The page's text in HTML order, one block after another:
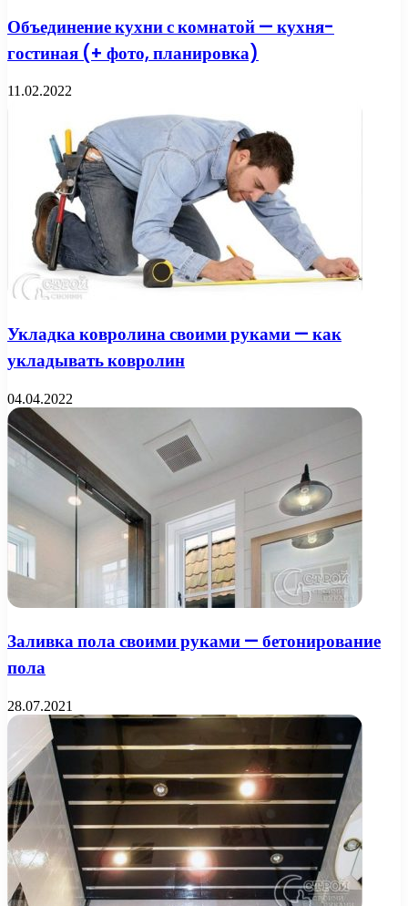
Объединение кухни с комнатой — кухня-
гостиная (+ фото, планировка)
11.02.2022
Укладка ковролина своими руками — как
укладывать ковролин
04.04.2022
Заливка пола своими руками — бетонирование
пола
28.07.2021